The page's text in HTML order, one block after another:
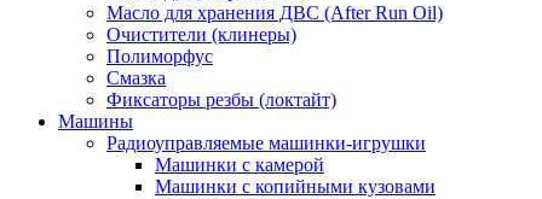
Масло для хранения ДВС (After Run Oil)
Очистители (клинеры)
Полиморфус
Смазка
Фиксаторы резбы (локтайт)
Машины
Радиоуправляемые машинки-игрушки
Машинки с камерой
Машинки с копийными кузовами